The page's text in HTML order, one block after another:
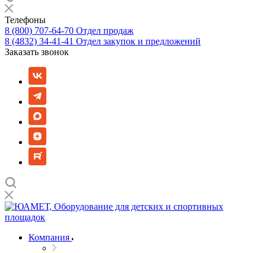
Телефоны
8 (800) 707-64-70 Отдел продаж
8 (4832) 34-41-41 Отдел закупок и предложений
Заказать звонок
Компания